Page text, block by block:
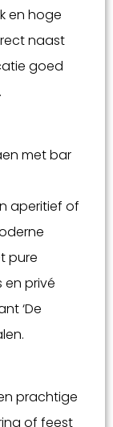
en hoge
naast
goed
met bar
aperitief of
pure
en privé
‘De
prachtige
of feest